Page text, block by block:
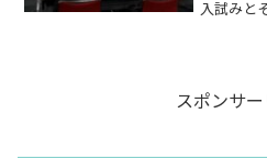
入試みと
スポンサ